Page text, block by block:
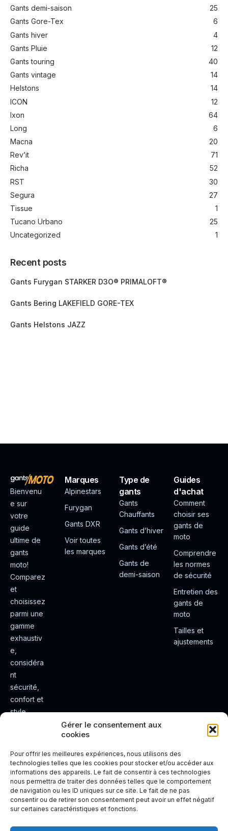
Gérer le consentement aux
cookies
Pour offrir les meilleures expériences, nous utilisons des
technologies telles que les cookies pour stocker et/ou accéder aux
informations des appareils. Le fait de consentir à ces technologies
nous permettra de traiter des données telles que le comportement
de navigation ou les ID uniques sur ce site. Le fait de ne pas
consentir ou de retirer son consentement peut avoir un effet négatif
sur certaines caractéristiques et fonctions.
Gants demi-saison
25
Gants Gore-Tex
6
Gants hiver
4
Gants Pluie
12
Gants touring
40
Gants vintage
14
Helstons
14
ICON
12
Ixon
64
Long
6
Macna
20
Rev’it
71
Richa
52
RST
30
Segura
27
Tissue
1
Tucano Urbano
25
Uncategorized
1
Recent posts
Gants Furygan STARKER D3O® PRIMALOFT®
Gants Bering LAKEFIELD GORE-TEX
Gants Helstons JAZZ
Bienvenu
e sur
votre
guide
ultime de
gants
moto!
Comparez
et
choisissez
parmi une
gamme
exhaustiv
e,
considéra
nt
sécurité,
confort et
style.
e de
conduite
plus sûre
et plus
agréable.
Marques
Alpinestars
Furygan
Gants DXR
Voir toutes
les marques
Type de
gants
Gants
Chauffants
Gants d’hiver
Gants d’été
Gants de
demi-saison
Guides
d'achat
Comment
choisir ses
gants de
moto
Comprendre
les normes
de sécurité
Entretien des
gants de
moto
Tailles et
ajustements